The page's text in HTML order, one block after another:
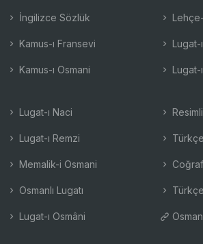
İngilizce Sözlük
Kamus-ı Fransevi
Kamus-ı Osmani
Lugat-
Lugat-
Lugat-ı Naci
Lugat-ı Remzi
Memalik-i Osmani
Osmanlı Lugatı
Lugat-ı Osmâni